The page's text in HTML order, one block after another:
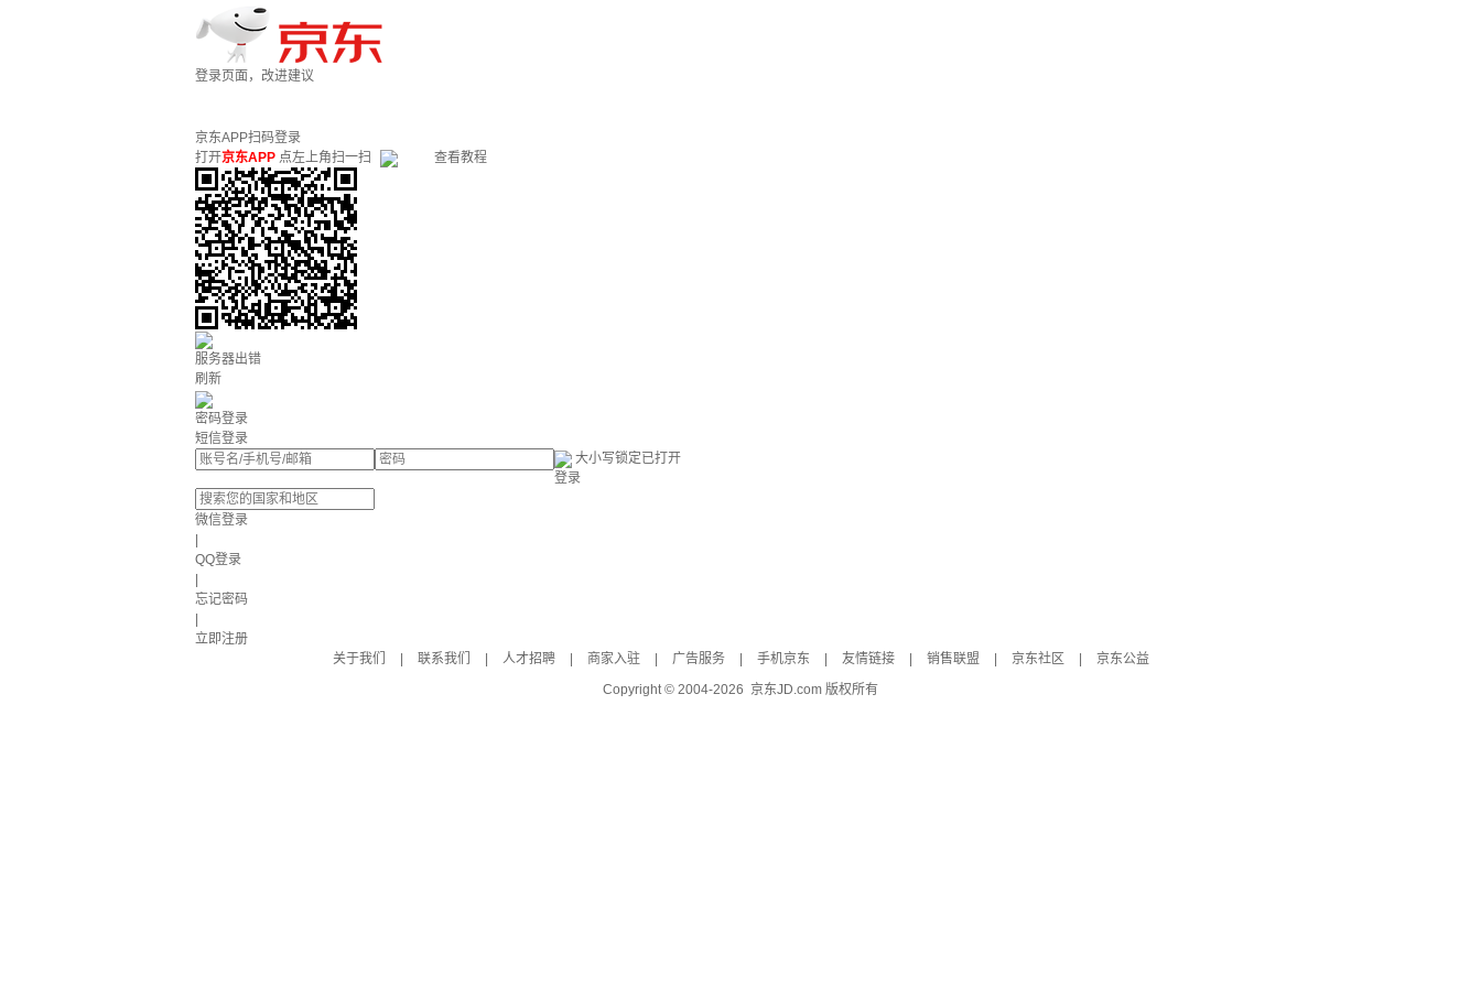
登录页面，改进建议
京东APP扫码登录
打开京东APP 点左上角扫一扫 查看教程
服务器出错
刷新
密码登录
短信登录
大小写锁定已打开
登录
微信登录
QQ登录
忘记密码
立即注册
关于我们
联系我们 人才招聘 商家入驻 广告服务 手机京东 友情链接 销售联盟 京东社区
京东公益
Copyright © 2004-2026 京东JD.com 版权所有